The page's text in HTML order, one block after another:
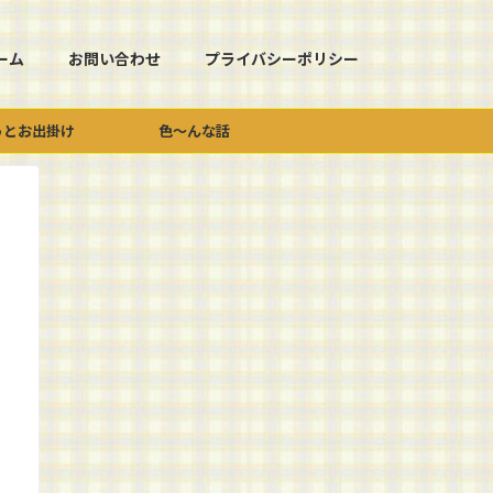
ム お問い合わせ プライバシーポリシー
お出掛け 色～んな話